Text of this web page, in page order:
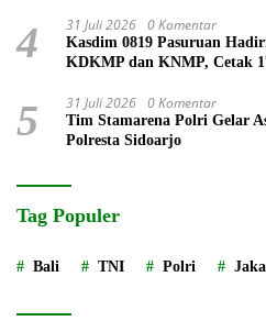
4 31 Juli 2026 0 Komentar
Kasdim 0819 Pasuruan
KDKMP dan KNMP, Cetak
5 31 Juli 2026 0 Komentar
Tim Stamarena Polri Gelar
Polresta Sidoarjo
Tag Populer
Bali TNI Polri